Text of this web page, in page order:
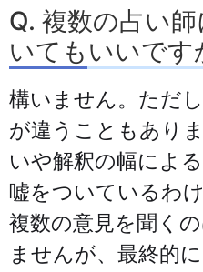
Q. 複数の占い
いてもいいです
構いません。ただ
が違うこともあり
いや解釈の幅によ
嘘をついているわ
複数の意見を聞く
ませんが、最終的